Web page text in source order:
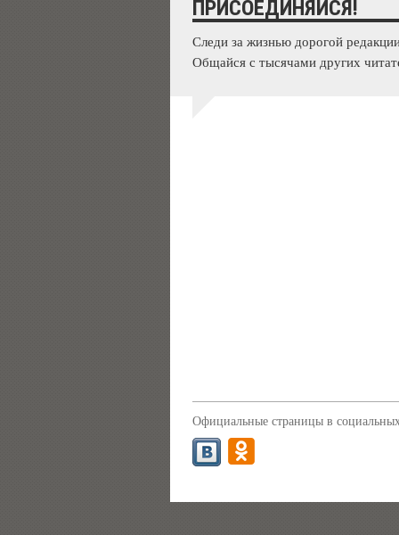
ПРИСОЕДИНЯЙСЯ!
Следи за жизнью дорогой
Общайся с тысячами других
Официальные страницы в социальных